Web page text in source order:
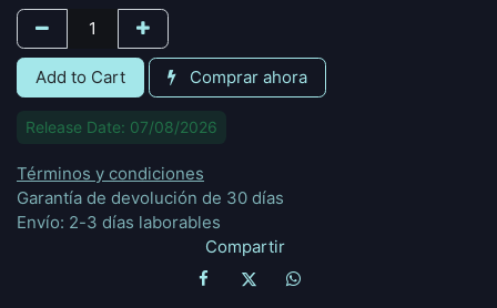
Add to Cart Comprar ahora
Release Date: 07/08/2026
Términos y condiciones
Garantía de devolución de 30 días
Envío: 2-3 días laborables
Compartir